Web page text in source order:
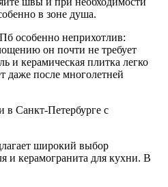
в зоне душа.
особенно неприхотлив:
он почти не требует
и керамическая плитка легко
даже после многолетней
в Санкт-Петербурге с
широкий выбор
и керамогранита для кухни. В